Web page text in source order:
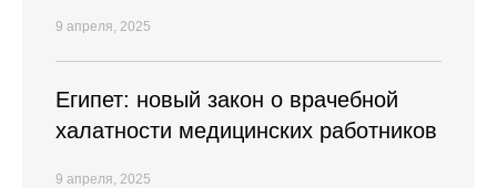
9 апреля, 2025
Египет: новый закон о врачебной
халатности медицинских работников
9 апреля, 2025